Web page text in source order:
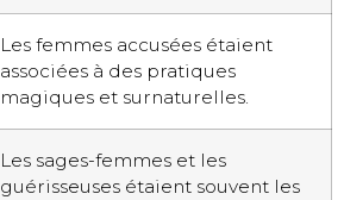
Les femmes accusées étaient
associées à des pratiques
magiques et surnaturelles.
Les sages-femmes et les
guérisseuses étaient souvent les